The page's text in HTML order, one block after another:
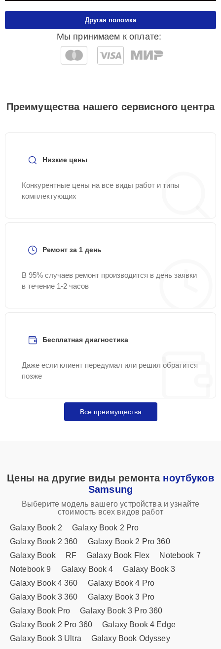
Мы принимаем к оплате:
Другая поломка
Преимущества нашего сервисного центра
Низкие цены
Конкурентные цены на все виды работ и типы
комплектующих
Ремонт за 1 день
В 95% случаев ремонт производится в день заявки
в течение 1-2 часов
Бесплатная диагностика
Даже если клиент передумал или решил обратится
позже
Все преимущества
Цены на другие виды ремонта ноутбуков
Samsung
Выберите модель вашего устройства и узнайте
стоимость всех видов работ
Galaxy Book 2
Galaxy Book 2 Pro
Galaxy Book 2 360
Galaxy Book 2 Pro 360
Galaxy Book
RF Galaxy Book Flex
Notebook 7
Notebook 9
Galaxy Book 4
Galaxy Book 3
Galaxy Book 4 360
Galaxy Book 4 Pro
Galaxy Book 3 360
Galaxy Book 3 Pro
Galaxy Book Pro
Galaxy Book 3 Pro 360
Galaxy Book 2 Pro 360
Galaxy Book 4 Edge
Galaxy Book 3 Ultra
Galaxy Book Odyssey